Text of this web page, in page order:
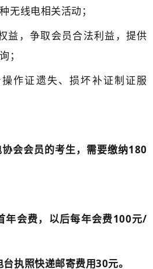
无线电相关活动；
，争取会员合法利益，提供
；
作证遗失、损坏补证制证服
会会员的考生，需要缴纳180
会费，以后每年会费100元/
执照快递邮寄费用30元。